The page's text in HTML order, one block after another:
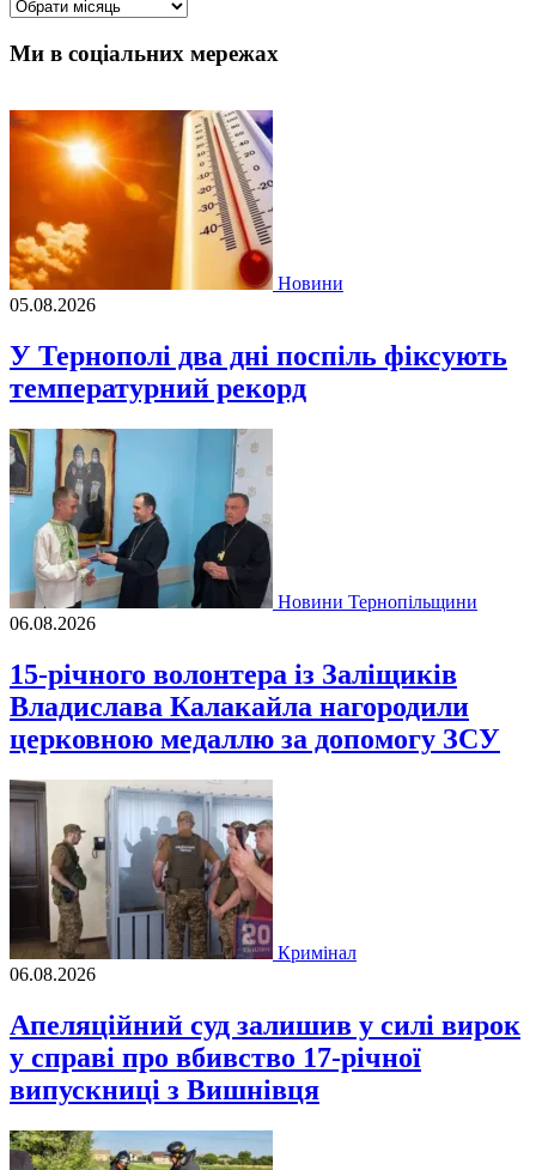
Ми в соціальних мережах
Новини
05.08.2026
У Тернополі два дні поспіль фіксують
температурний рекорд
Новини Тернопільщини
06.08.2026
15-річного волонтера із Заліщиків
Владислава Калакайла нагородили
церковною медаллю за допомогу ЗСУ
Кримінал
06.08.2026
Апеляційний суд залишив у силі вирок
у справі про вбивство 17-річної
випускниці з Вишнівця